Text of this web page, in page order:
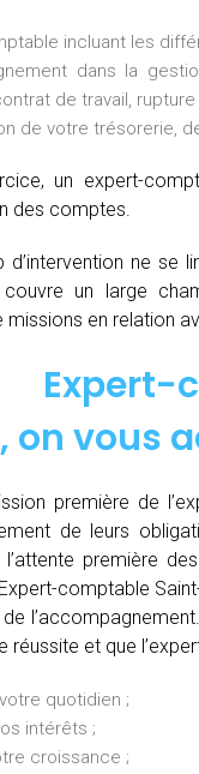
incluant les
dans la
de travail,
de votre trésorerie,
un expert-
des comptes.
d’intervention ne se
couvre un large
missions en relation
on vous
première de
de leurs
l’attente première
comptable
réussite et que
quotidien ;
intérêts ;
croissance ;